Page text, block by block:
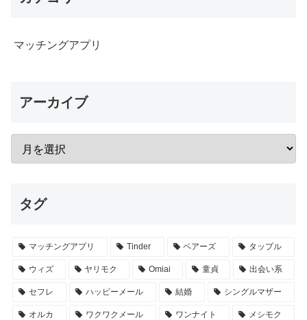
マッチングアプリ
アーカイブ
タグ
マッチングアプリ Tinder ペアーズ タップル
ウィズ ヤリモク Omiai 童貞 出会い系
セフレ ハッピーメール 結婚 シングルマザー
オルカ ワクワクメール ワンナイト メシモク